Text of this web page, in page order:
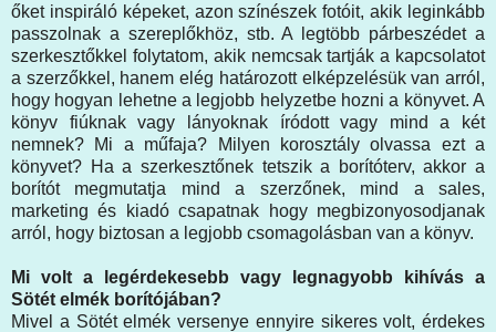
őket inspiráló képeket, azon színészek fotóit, akik leginkább
passzolnak a szereplőkhöz, stb. A legtöbb párbeszédet a
szerkesztőkkel folytatom, akik nemcsak tartják a kapcsolatot
a szerzőkkel, hanem elég határozott elképzelésük van arról,
hogy hogyan lehetne a legjobb helyzetbe hozni a könyvet. A
könyv fiúknak vagy lányoknak íródott vagy mind a két
nemnek? Mi a műfaja? Milyen korosztály olvassa ezt a
könyvet? Ha a szerkesztőnek tetszik a borítóterv, akkor a
borítót megmutatja mind a szerzőnek, mind a sales,
marketing és kiadó csapatnak hogy megbizonyosodjanak
arról, hogy biztosan a legjobb csomagolásban van a könyv.
Mi volt a legérdekesebb vagy legnagyobb kihívás a
Sötét elmék borítójában?
Mivel a Sötét elmék versenye ennyire sikeres volt, érdekes